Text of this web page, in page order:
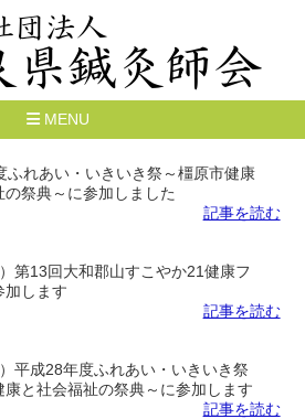
MENU
ふれあい・いきいき祭～橿原市健康
の祭典～に参加しました
記事を読む
第13回大和郡山すこやか21健康フ
加します
記事を読む
平成28年度ふれあい・いきいき祭
康と社会福祉の祭典～に参加します
記事を読む